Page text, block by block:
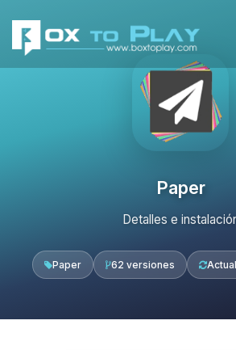
Paper
Detalles e
Paper 62 versiones